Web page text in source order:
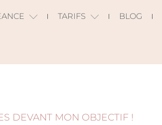
TARIFS BLOG
DEVANT MON OBJECTIF !